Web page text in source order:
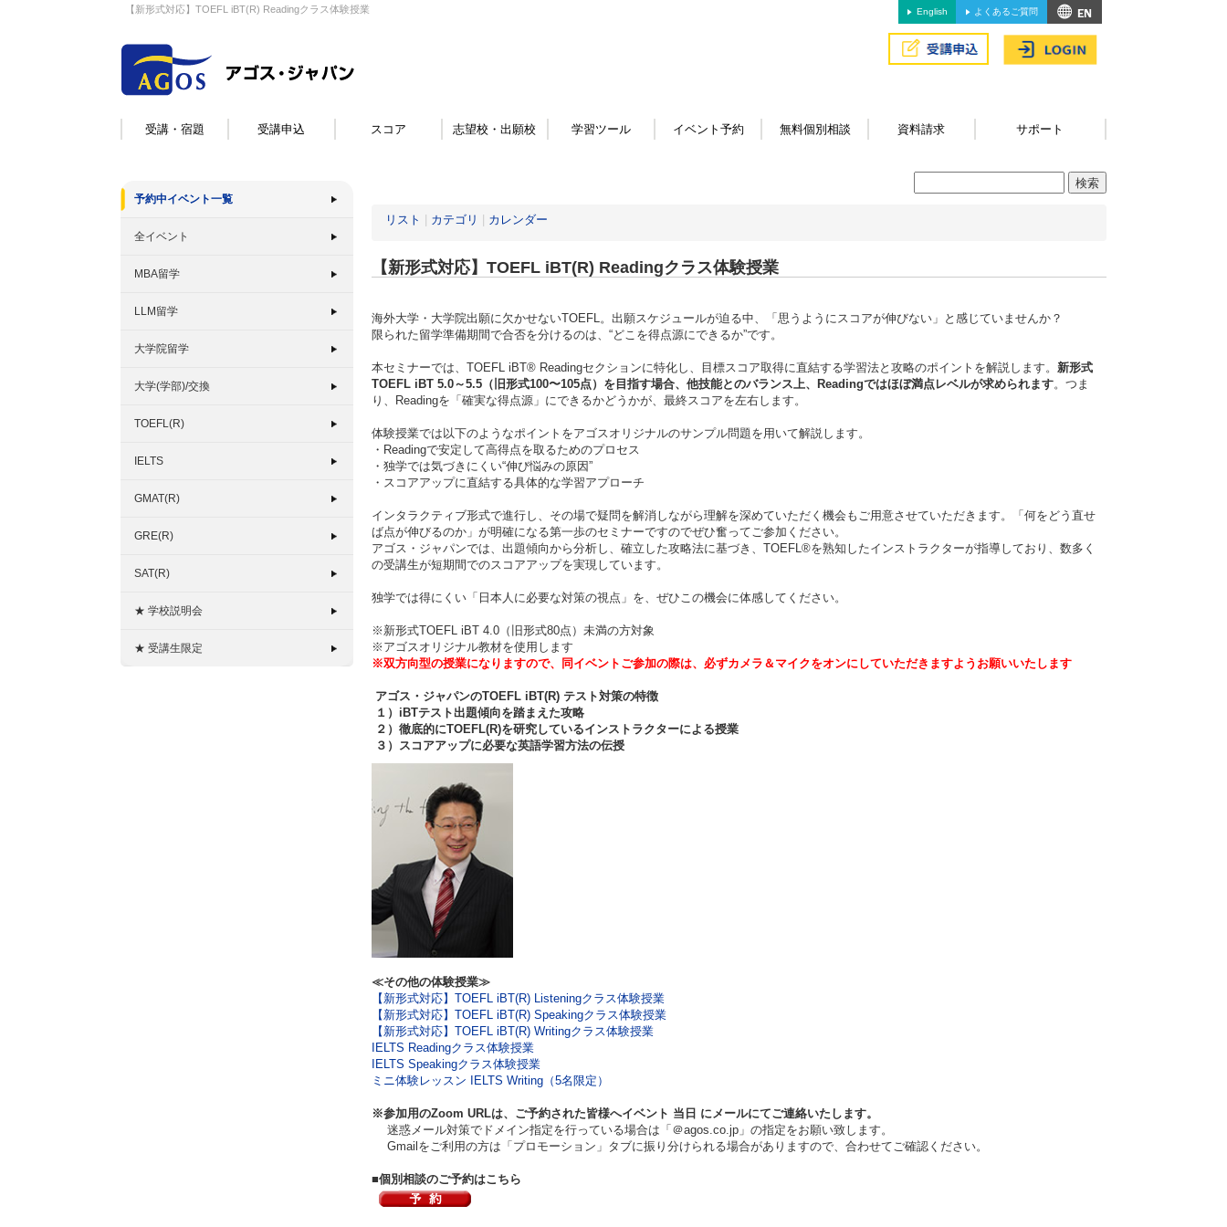
【新形式対応】TOEFL iBT(R) Readingクラス体験授業 English よくあるご質問
受講・宿題 受講申込 スコア 志望校・出願校 学習ツール イベント予約 無料個別相談 資料請求 サポート
予約中イベント一覧
全イベント
MBA留学
LLM留学
大学院留学
大学(学部)/交換
TOEFL(R)
IELTS
GMAT(R)
GRE(R)
SAT(R)
★ 学校説明会
★ 受講生限定
リスト カテゴリ カレンダー
【新形式対応】TOEFL iBT(R) Readingクラス体験授業
海外大学・大学院出願に欠かせないTOEFL。出願スケジュールが迫る中、「思うようにスコアが伸びない」と感じていませんか？
限られた留学準備期間で合否を分けるのは、“どこを得点源にできるか”です。
本セミナーでは、TOEFL iBT® Readingセクションに特化し、目標スコア取得に直結する学習法と攻略のポイントを解説します。 新形式
TOEFL iBT 5.0～5.5（旧形式100〜105点）を目指す場合、他技能とのバランス上、Readingではほぼ満点レベルが求められます。つま
り、Readingを「確実な得点源」にできるかどうかが、最終スコアを左右します。
体験授業では以下のようなポイントをアゴスオリジナルのサンプル問題を用いて解説します。
・Readingで安定して高得点を取るためのプロセス
・独学では気づきにくい“伸び悩みの原因”
・スコアアップに直結する具体的な学習アプローチ
インタラクティブ形式で進行し、その場で疑問を解消しながら理解を深めていただく機会もご用意させていただきます。「何をどう直せ
ば点が伸びるのか」が明確になる第一歩のセミナーですのでぜひ奮ってご参加ください。
アゴス・ジャパンでは、出題傾向から分析し、確立した攻略法に基づき、TOEFL®を熟知したインストラクターが指導しており、数多く
の受講生が短期間でのスコアアップを実現しています。
独学では得にくい「日本人に必要な対策の視点」を、ぜひこの機会に体感してください。
※新形式TOEFL iBT 4.0（旧形式80点）未満の方対象
※アゴスオリジナル教材を使用します
※双方向型の授業になりますので、同イベントご参加の際は、必ずカメラ＆マイクをオンにしていただきますようお願いいたします
アゴス・ジャパンのTOEFL iBT(R) テスト対策の特徴
１）iBTテスト出題傾向を踏まえた攻略
２）徹底的にTOEFL(R)を研究しているインストラクターによる授業
３）スコアアップに必要な英語学習方法の伝授
≪その他の体験授業≫
【新形式対応】TOEFL iBT(R) Listeningクラス体験授業
【新形式対応】TOEFL iBT(R) Speakingクラス体験授業
【新形式対応】TOEFL iBT(R) Writingクラス体験授業
IELTS Readingクラス体験授業
IELTS Speakingクラス体験授業
ミニ体験レッスン IELTS Writing（5名限定）
※参加用のZoom URLは、ご予約された皆様へイベント 当日 にメールにてご連絡いたします。
迷惑メール対策でドメイン指定を行っている場合は「＠agos.co.jp」の指定をお願い致します。
Gmailをご利用の方は「プロモーション」タブに振り分けられる場合がありますので、合わせてご確認ください。
■個別相談のご予約はこちら